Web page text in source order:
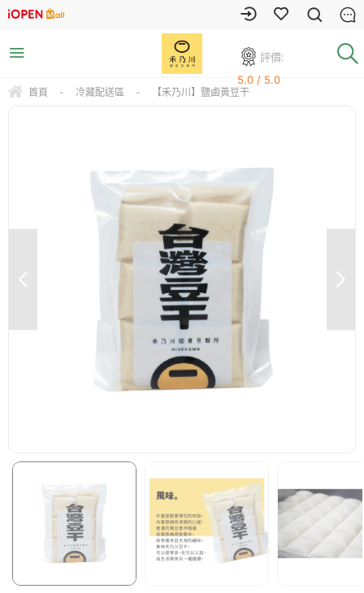
評價:
5.0 / 5.0
首頁 - 冷藏配送區 - 【禾乃川】鹽鹵黃豆干